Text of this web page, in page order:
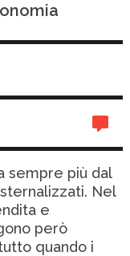
sempre più dal
Nel
e
però
quando i